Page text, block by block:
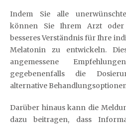
Indem Sie alle
können Sie Ihrem Arzt
besseres Verständnis für Ihre
Melatonin zu entwickeln.
angemessene
gegebenenfalls die
alternative
Darüber hinaus kann die
dazu beitragen, dass